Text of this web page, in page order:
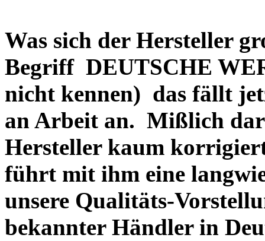
Was sich der Hersteller
Begriff DEUTSCHE
nicht kennen) das fällt
an Arbeit an. Mißlich
Hersteller kaum
führt mit ihm eine
unsere Qualitäts-
bekannter Händler in